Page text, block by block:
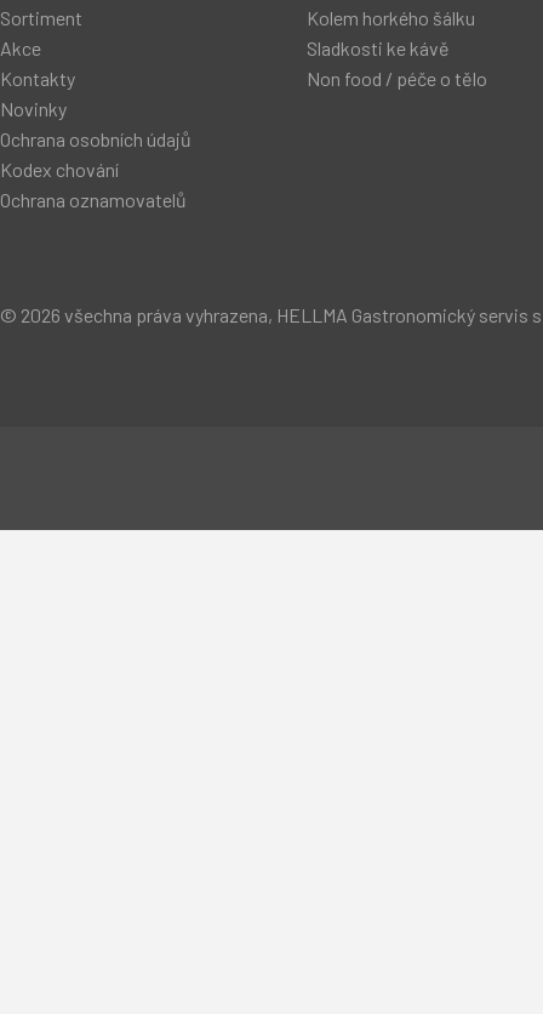
Sortiment
Akce
Kontakty
Novinky
Ochrana osobních údajů
Kodex chování
Ochrana oznamovatelů
Kolem horkého šálku
Sladkosti ke kávě
Non food / péče o tělo
© 2026 všechna práva vyhrazena, HELLMA Gastronomický servis